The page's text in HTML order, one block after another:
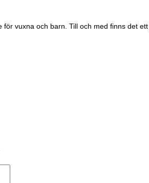
vuxna och barn. Till och med finns det